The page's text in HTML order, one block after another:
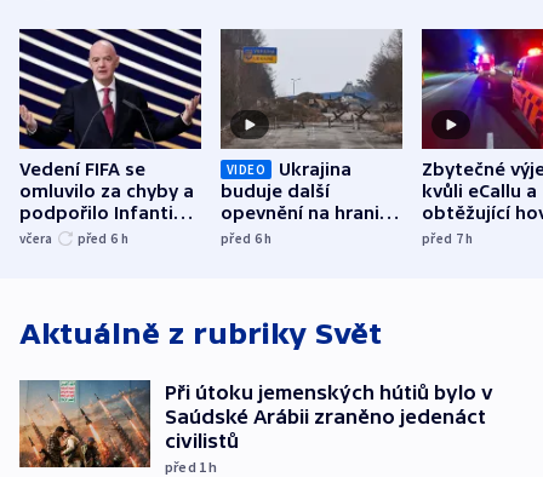
Vedení FIFA se
omluvilo za chyby a
podpořilo Infantina.
UEFA trvá na
včera před 6 h
VIDEO
Ukrajina
buduje další
opevnění na hranici
s Běloruskem
před 6h
Zbytečné
kvůli eCallu a
obtěžující
zdržují
před 7h
Aktuálně z rubriky Svět
Při útoku jemenských hútiů bylo v
Saúdské Arábii zraněno jedenáct
civilistů
před 1h